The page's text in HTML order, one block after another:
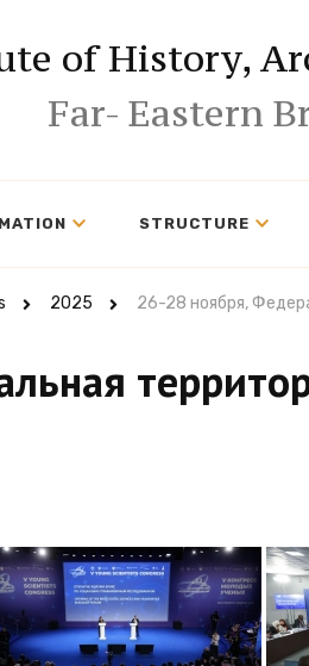
of History,
Far- Eastern
STRUCTURE
2025 26-28 ноября,